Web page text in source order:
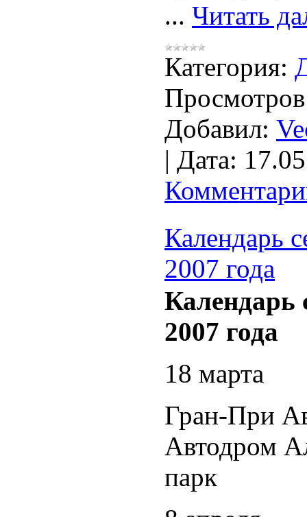
... Читать
Категория:
Добавил:
| Дата:
Календарь
2007 года
Календарь
2007 года
18 марта
Гран-При
Автодром
парк